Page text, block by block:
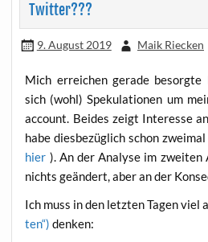
Twitter???
9. August 2019 Maik Riecken
Mich errei­chen gera­de besorg­te
sich (wohl) Spe­ku­la­tio­nen um
ac­count. Bei­des zeigt Inter­es­se
habe dies­be­züg­lich schon
hier ). An der Ana­ly­se im
nichts geän­dert, aber an der
Ich muss in den letz­ten Tagen viel
ten“) denken: